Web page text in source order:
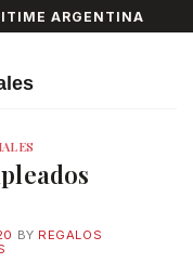
ARGENTINA
BY REGALOS